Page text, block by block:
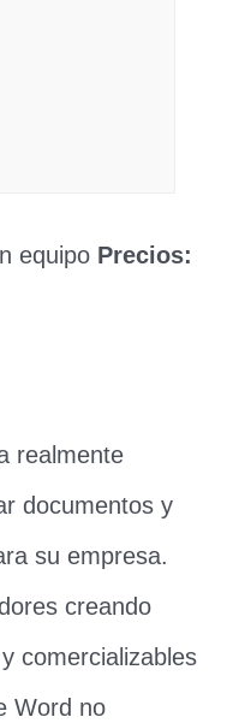
equipo Precios:
realmente
documentos y
su empresa.
creando
comercializables
Word no